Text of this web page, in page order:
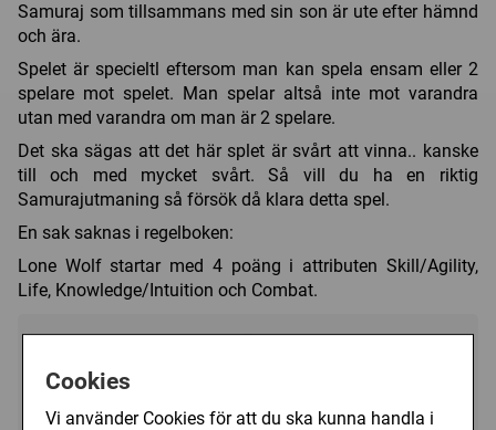
Cookies
Vi använder Cookies för att du ska kunna handla i
Samuraj som tillsammans med sin son är ute efter hämnd
och ära.
Spelet är specieltl eftersom man kan spela ensam eller 2
spelare mot spelet. Man spelar altså inte mot varandra
utan med varandra om man är 2 spelare.
Det ska sägas att det här splet är svårt att vinna.. kanske
till och med mycket svårt. Så vill du ha en riktig
Samurajutmaning så försök då klara detta spel.
En sak saknas i regelboken:
Lone Wolf startar med 4 poäng i attributen Skill/Agility,
Life, Knowledge/Intuition och Combat.
1 - 2 12+